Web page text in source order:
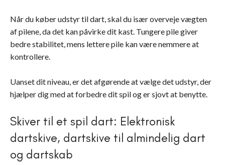
Når du køber udstyr til dart, skal du især overveje vægten
af pilene, da det kan påvirke dit kast. Tungere pile giver
bedre stabilitet, mens lettere pile kan være nemmere at
kontrollere.
Uanset dit niveau, er det afgørende at vælge det udstyr, der
hjælper dig med at forbedre dit spil og er sjovt at benytte.
Skiver til et spil dart: Elektronisk
dartskive, dartskive til almindelig dart
og dartskab